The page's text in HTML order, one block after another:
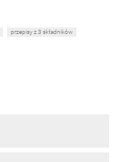
przepisy z 3 składników